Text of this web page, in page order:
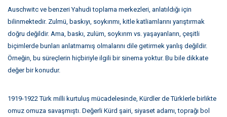
Auschwitc ve benzeri Yahudi toplama merkezleri, anlatıldığı için
bilinmektedir. Zulmü, baskıyı, soykırımı, kitle katliamlarını yarıştırmak
doğru değildir. Ama, baskı, zulüm, soykırım vs. yaşayanların, çeşitli
biçimlerde bunları anlatmamış olmalarını dile getirmek yanlış değildir.
Örneğin, bu süreçlerin hiçbiriyle ilgili bir sinema yoktur. Bu bile dikkate
değer bir konudur.
1919-1922 Türk milli kurtuluş mücadelesinde, Kürdler de Türklerle birlikte
omuz omuza savaşmıştı. Değerli Kürd şairi, siyaset adamı, toprağı bol